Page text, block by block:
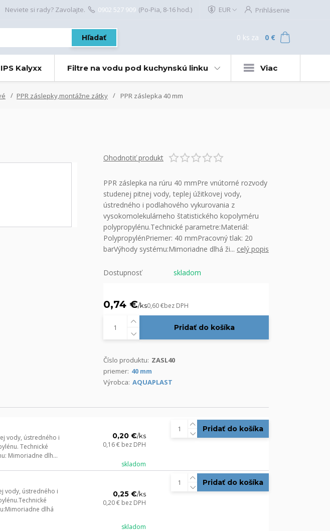
EUR Prihlásenie
Hľadať
Neviete si rady? Zavolajte. 0902 527 909 (Po-Pia, 8-16 hod.)
0 ks za 0 €
Kalyxx Filtre na vodu pod kuchynskú linku Viac
PPR záslepky,montážne zátky PPR záslepka 40 mm
Ohodnotiť produkt
PPR záslepka na rúru 40 mmPre vnútorné rozvody
studenej pitnej vody, teplej úžitkovej vody,
ústredného i podlahového vykurovania z
vysokomolekulárneho štatistického kopolyméru
polypropylénu.Technické parametre:Materiál:
PolypropylénPriemer: 40 mmPracovný tlak: 20
barVýhody systému:Mimoriadne dlhá ži... celý popis
Dostupnosť skladom
0,74 €/ks0,60 €bez DPH
Pridať do košíka
Číslo produktu: ZASL40
priemer: 40 mm
Výrobca: AQUAPLAST
vody, ústredného i
Technické
Mimoriadne dlh...
0,20 €/ks
0,16 € bez DPH
skladom
Pridať do košíka
vody, ústredného i
dlhá
0,25 €/ks
0,20 € bez DPH
skladom
Pridať do košíka